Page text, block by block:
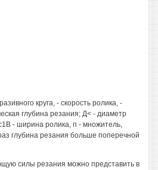
круга, - скорость ролика, -
глубина резания; Д< - диаметр
- ширина ролика, п - множитель,
глубина резания больше поперечной
силы резания можно представить в